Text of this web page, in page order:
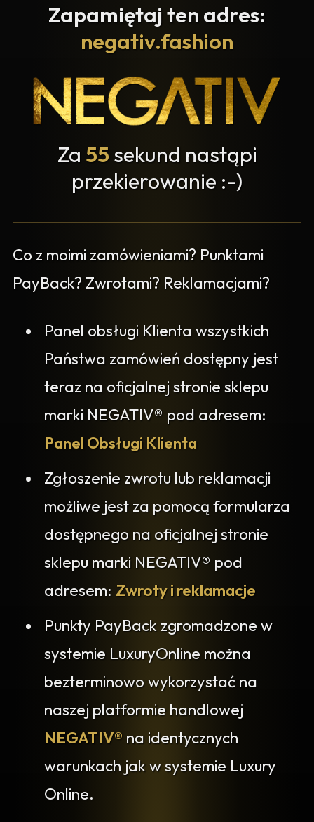
Zapamiętaj ten adres:
negativ.fashion
Za 55 sekund nastąpi
przekierowanie :-)
Co z moimi zamówieniami? Punktami
PayBack? Zwrotami? Reklamacjami?
Panel obsługi Klienta wszystkich
Państwa zamówień dostępny jest
teraz na oficjalnej stronie sklepu
marki NEGATIV® pod adresem:
Panel Obsługi Klienta
Zgłoszenie zwrotu lub reklamacji
możliwe jest za pomocą formularza
dostępnego na oficjalnej stronie
sklepu marki NEGATIV® pod
adresem: Zwroty i reklamacje
Punkty PayBack zgromadzone w
systemie LuxuryOnline można
bezterminowo wykorzystać na
naszej platformie handlowej
NEGATIV® na identycznych
warunkach jak w systemie Luxury
Online.